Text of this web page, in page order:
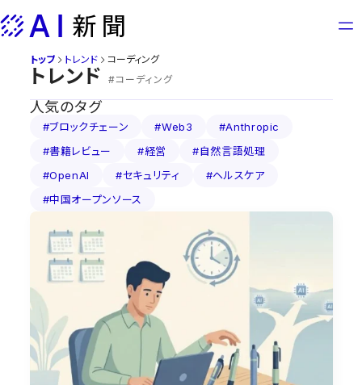
to
トップ トレンド コーディング
トレンド #コーディング
人気のタグ
#ブロックチェーン #Web3
#Anthropic
#書籍レビュー
#経営
#自然言語処理
#OpenAI
#セキュリティ
#ヘルスケア
#中国オープンソース